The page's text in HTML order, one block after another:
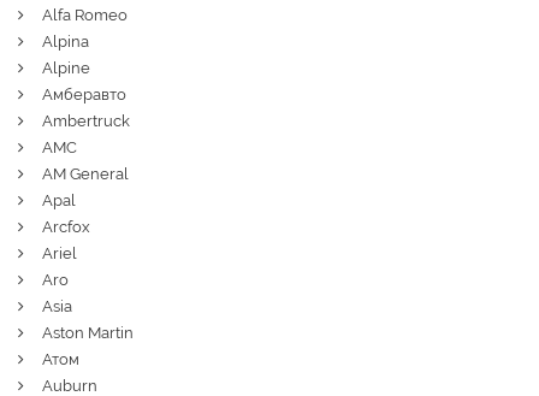
Alfa Romeo
Alpina
Alpine
Амберавто
Ambertruck
AMC
AM General
Apal
Arcfox
Ariel
Aro
Asia
Aston Martin
Атом
Auburn